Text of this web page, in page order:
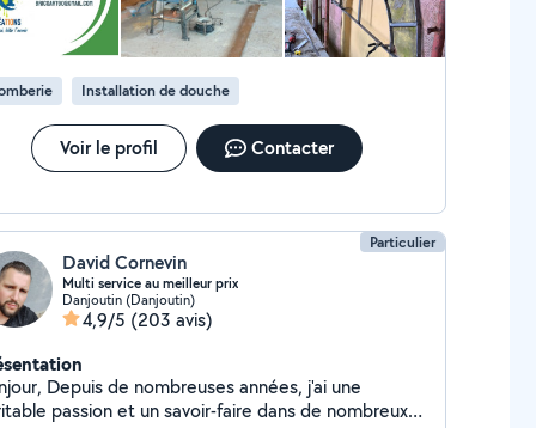
Installation de douche
Voir le profil Contacter
Particulier
David Cornevin
Multi service au meilleur prix
Danjoutin (Danjoutin)
4,9/5 (203 avis)
années, j'ai une
passion et un savoir-faire dans de nombreux